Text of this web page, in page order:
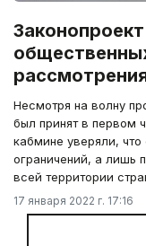
Несмотря на волну
был принят в первом
кабмине уверяли,
ограничений, а лишь
всей территории
17 января 2022 г. 17:16